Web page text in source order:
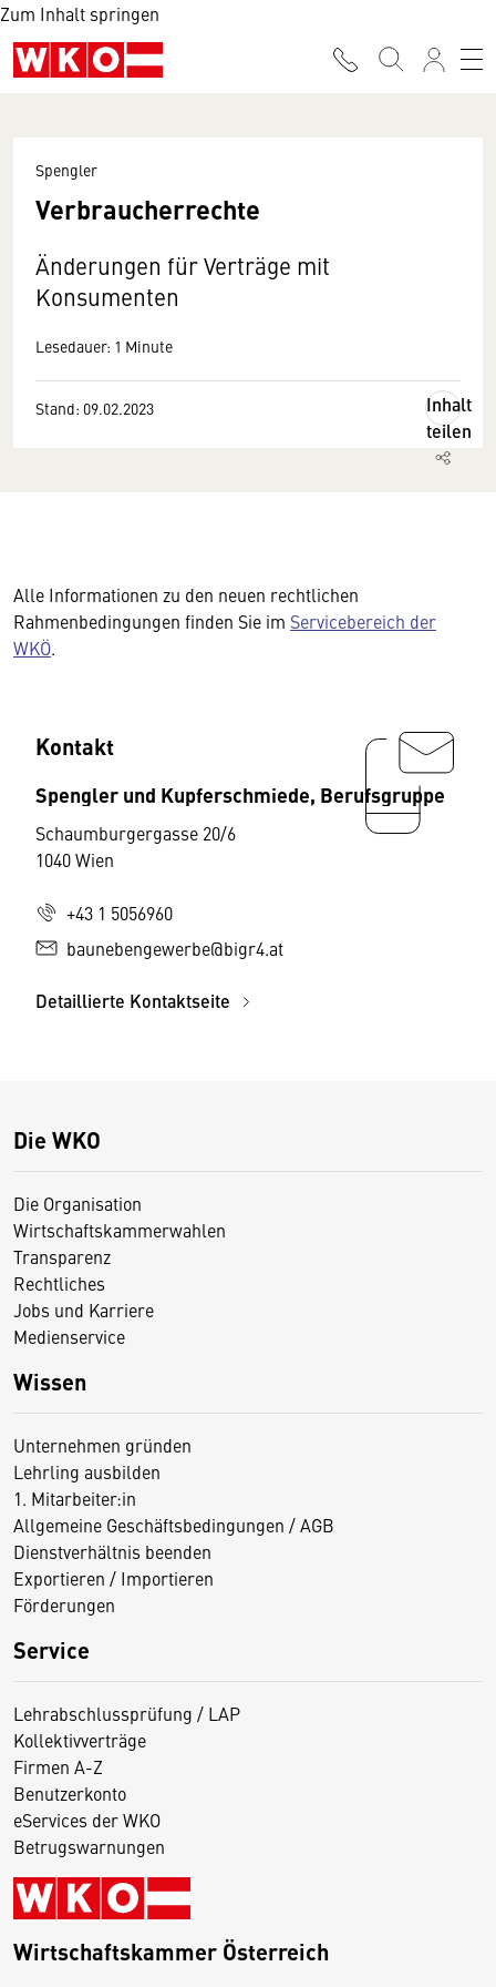
Zum Inhalt springen
Spengler
Verbraucherrechte
Änderungen für Verträge mit
Konsumenten
Lesedauer: 1 Minute
Stand: 09.02.2023
Inhalt
teilen
Alle Informationen zu den neuen rechtlichen
Rahmenbedingungen finden Sie im Servicebereich der
WKÖ.
Kontakt
Spengler und Kupferschmiede, Berufsgruppe
Schaumburgergasse 20/6
1040 Wien
+43 1 5056960
baunebengewerbe@bigr4.at
Detaillierte Kontaktseite
Die WKO
Die Organisation
Wirtschaftskammerwahlen
Transparenz
Rechtliches
Jobs und Karriere
Medienservice
Wissen
Unternehmen gründen
Lehrling ausbilden
1. Mitarbeiter:in
Allgemeine Geschäftsbedingungen / AGB
Dienstverhältnis beenden
Exportieren / Importieren
Förderungen
Service
Lehrabschlussprüfung / LAP
Kollektivverträge
Firmen A-Z
Benutzerkonto
eServices der WKO
Betrugswarnungen
Wirtschaftskammer Österreich